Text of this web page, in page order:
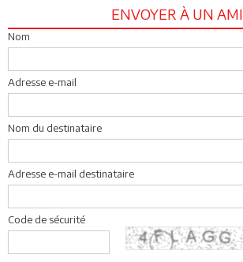
ENVOYER À UN AMI
Nom
Adresse e-mail
Nom du destinataire
Adresse e-mail destinataire
Code de sécurité